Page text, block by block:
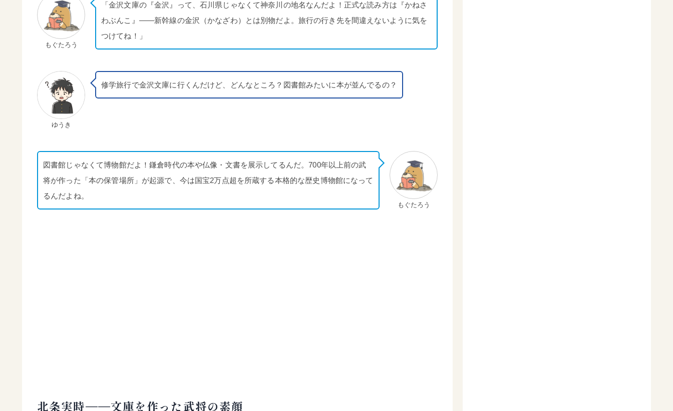
もぐたろう
「金沢文庫の『金沢』って、石川県じゃなくて神奈川の地名なんだよ！正式な読み方は『かねさ
わぶんこ』——新幹線の金沢（かなざわ）とは別物だよ。旅行の行き先を間違えないように気を
つけてね！」
ゆうき
修学旅行で金沢文庫に行くんだけど、どんなところ？図書館みたいに本が並んでるの？
もぐたろう
図書館じゃなくて博物館だよ！鎌倉時代の本や仏像・文書を展示してるんだ。700年以上前の武
将が作った「本の保管場所」が起源で、今は国宝2万点超を所蔵する本格的な歴史博物館になって
るんだよね。
北条実時——文庫を作った武将の素顔